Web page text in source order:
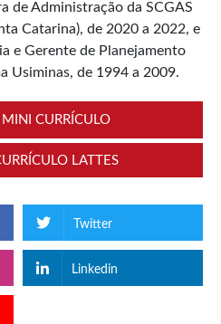
de Administração da SCGAS
Catarina), de 2020 a 2022, e
e Gerente de Planejamento
Usiminas, de 1994 a 2009.
CURRÍCULO
LATTES
Twitter
Linkedin